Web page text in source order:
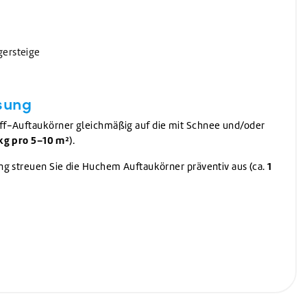
Auftaukörner gleichmäßig auf die mit Schnee und/oder
pro 5–10 m²).
streuen Sie die Huchem Auftaukörner präventiv aus (ca.1